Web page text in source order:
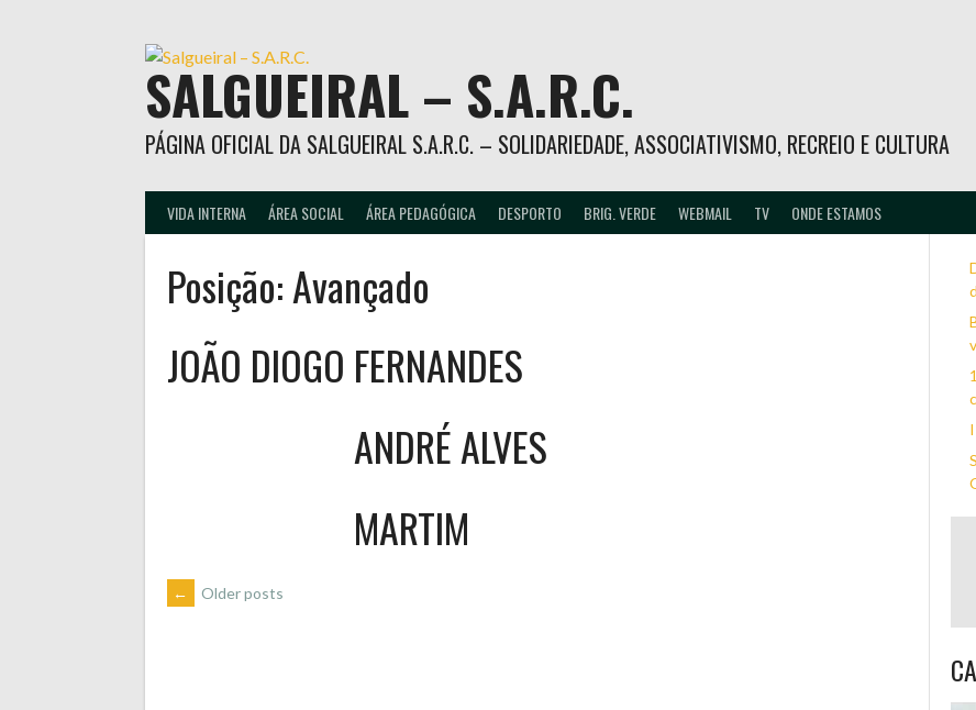
SALGUEIRAL – S.A.R.C.
PÁGINA OFICIAL DA SALGUEIRAL S.A.R.C. – SOLIDARIEDADE, ASSOCIATIVISMO, RECREIO E CULTURA
VIDA INTERNA ÁREA SOCIAL ÁREA PEDAGÓGICA DESPORTO BRIG. VERDE WEBMAIL TV ONDE ESTAMOS
Posição:Avançado
JOÃO DIOGO FERNANDES
ANDRÉ ALVES
MARTIM
POSTS
← Older posts